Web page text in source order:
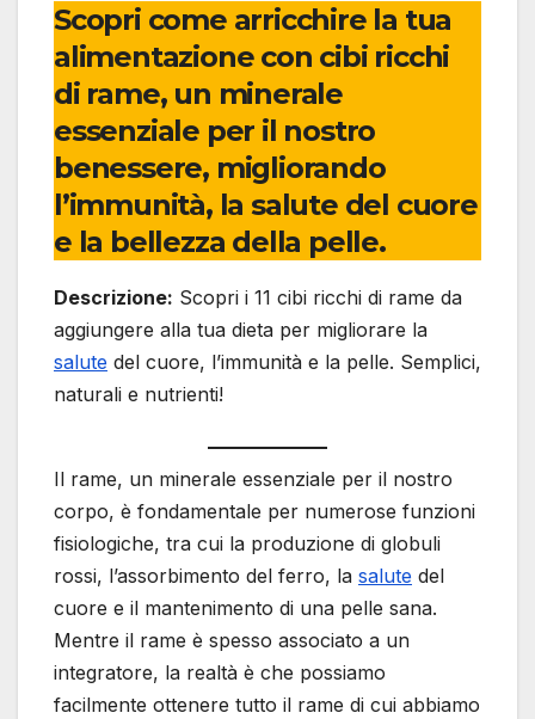
Scopri come arricchire la tua
alimentazione con cibi ricchi
di rame, un minerale
essenziale per il nostro
benessere, migliorando
l’immunità, la salute del cuore
e la bellezza della pelle.
Descrizione: Scopri i 11 cibi ricchi di rame da
aggiungere alla tua dieta per migliorare la
salute del cuore, l’immunità e la pelle. Semplici,
naturali e nutrienti!
Il rame, un minerale essenziale per il nostro
corpo, è fondamentale per numerose funzioni
fisiologiche, tra cui la produzione di globuli
rossi, l’assorbimento del ferro, la salute del
cuore e il mantenimento di una pelle sana.
Mentre il rame è spesso associato a un
integratore, la realtà è che possiamo
facilmente ottenere tutto il rame di cui abbiamo